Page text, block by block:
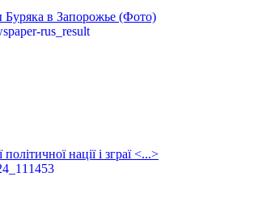
Буряка в Запорожье (Фото)
нації і зграї <...>